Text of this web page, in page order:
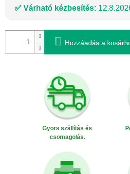
Várható kézbesítés:
Hozzáadás a
Gyors szállítás és
csomagolás.